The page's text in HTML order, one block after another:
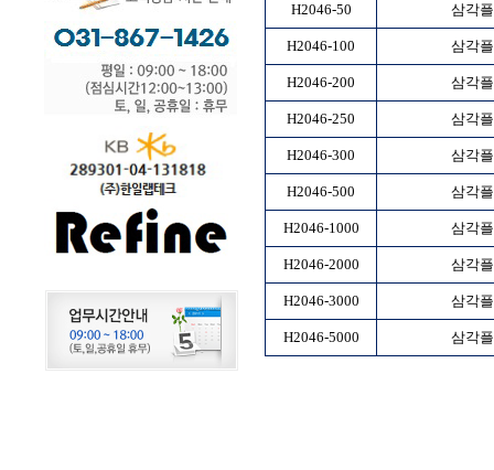
H2046-50 삼각
H2046-100 삼각
H2046-200 삼각
H2046-250 삼각
H2046-300 삼각
H2046-500 삼각
H2046-1000 삼각
H2046-2000 삼각
H2046-3000 삼각
H2046-5000 삼각